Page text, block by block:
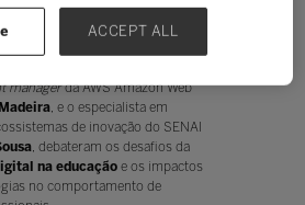
managerda AWS Amazon Web
, e o especialista em
de inovação do SENAI
, debateram os desafios da
na educação e os impactos
no comportamento de
ACCEPT ALL